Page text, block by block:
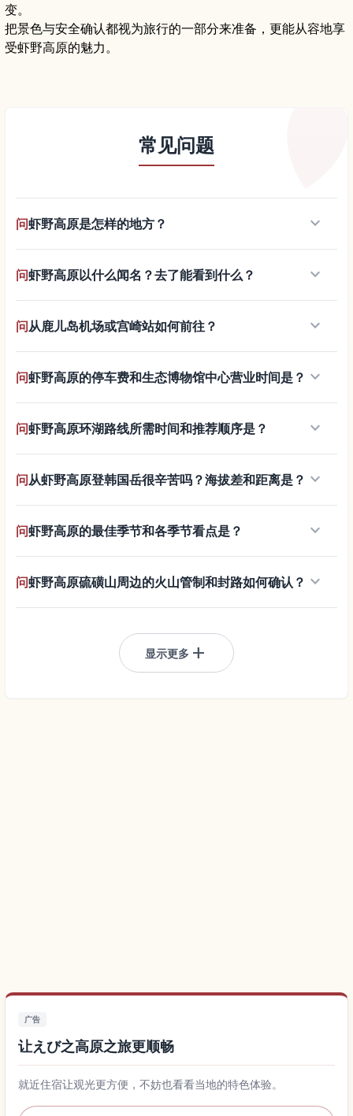
变。
把景色与安全确认都视为旅行的一部分来准备，更能从容地享
受虾野高原的魅力。
常见问题
问虾野高原是怎样的地方？ keyboard_arrow_down
问虾野高原以什么闻名？去了能看到什么？ keyboard_arrow_down
问从鹿儿岛机场或宫崎站如何前往？ keyboard_arrow_down
问虾野高原的停车费和生态博物馆中心营业时间是？ keyboard_arrow_down
问虾野高原环湖路线所需时间和推荐顺序是？ keyboard_arrow_down
问从虾野高原登韩国岳很辛苦吗？海拔差和距离是？ keyboard_arrow_down
问虾野高原的最佳季节和各季节看点是？ keyboard_arrow_down
问虾野高原硫磺山周边的火山管制和封路如何确认？ keyboard_arrow_down
显示更多 add
广告
让えび之高原之旅更顺畅
就近住宿让观光更方便，不妨也看看当地的特色体验。